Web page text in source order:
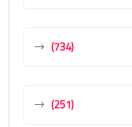
(734)
(251)